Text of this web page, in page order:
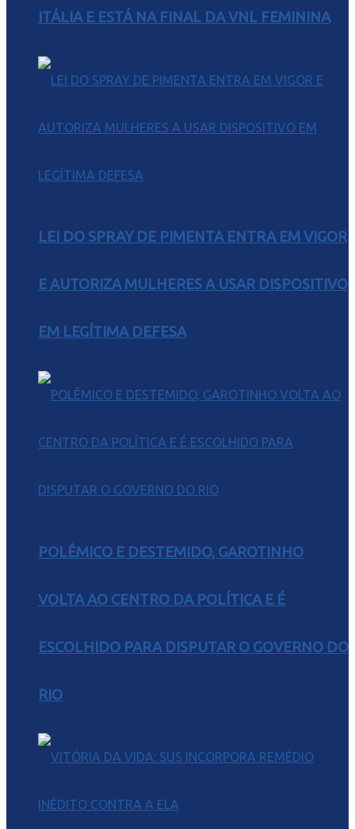
ITÁLIA E ESTÁ NA FINAL DA VNL FEMININA
LEI DO SPRAY DE PIMENTA ENTRA EM VIGOR
E AUTORIZA MULHERES A USAR DISPOSITIVO
EM LEGÍTIMA DEFESA
POLÊMICO E DESTEMIDO, GAROTINHO
VOLTA AO CENTRO DA POLÍTICA E É
ESCOLHIDO PARA DISPUTAR O GOVERNO DO
RIO